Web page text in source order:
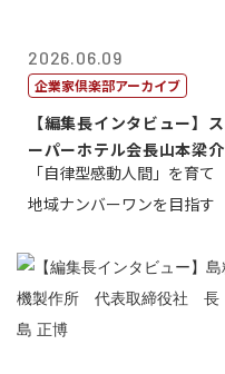
2026.06.09
企業家倶楽部アーカイブ
【編集長インタビュー】ス
ーパーホテル会長山本梁介
「自律型感動人間」を育て
地域ナンバーワンを目指す